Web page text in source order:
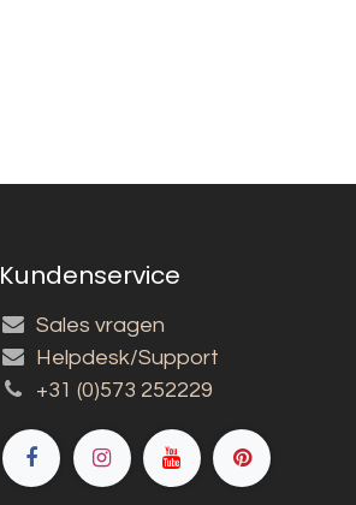
Kundenservice
Sales vragen
Helpdesk/Support
+31 (0)573 252229